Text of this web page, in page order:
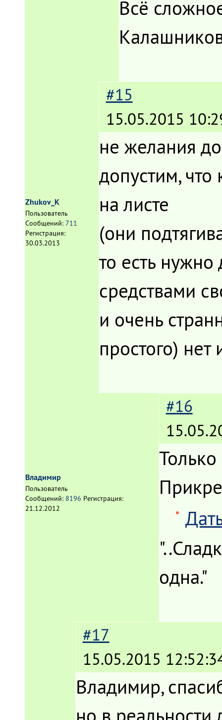
Всё
Zhukov_K
Пользователь
Сообщений: 711
Регистрация:
30.03.2013
#15
15.05.2015
не желания
допустим,
на листе
(они
то есть
средствами
и очень
простого)
Владимир
Пользователь
Сообщений: 8196 Регистрация:
21.12.2012
#16
одна."
#17
15.05.2015
Владимир,